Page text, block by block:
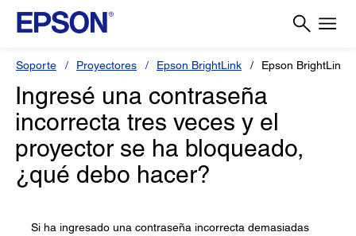
Soporte Proyectores Epson BrightLink Epson BrightLink
Ingresé una contraseña
incorrecta tres veces y el
proyector se ha bloqueado,
¿qué debo hacer?
Si ha ingresado una contraseña incorrecta demasiadas